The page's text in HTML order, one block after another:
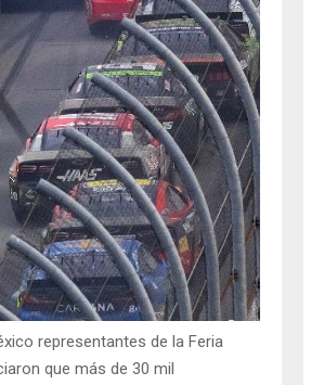
representantes de la Feria
que más de 30 mil